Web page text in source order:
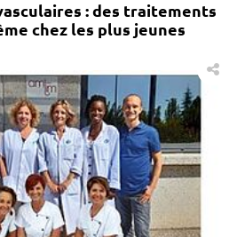
: des traitements
chez les plus jeunes